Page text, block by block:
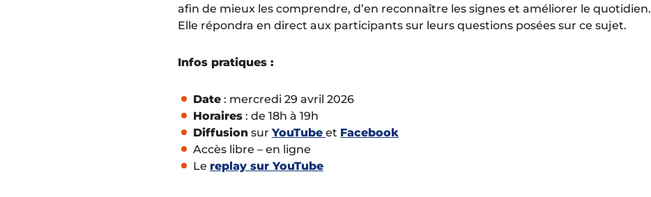
afin de mieux les comprendre, d’en reconnaître les signes et améliorer le quotidien.
Elle répondra en direct aux participants sur leurs questions posées sur ce sujet.
Infos pratiques :
Date : mercredi 29 avril 2026
Horaires : de 18h à 19h
Diffusion sur YouTube et Facebook
Accès libre – en ligne
Le replay sur YouTube